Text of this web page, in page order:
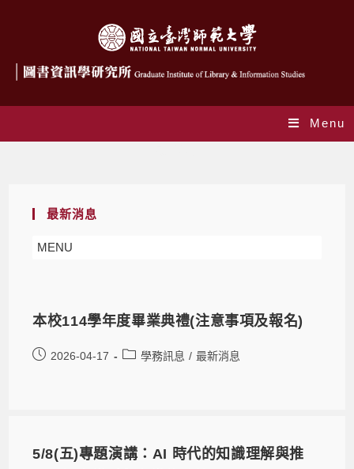
Menu
最新消息
MENU
本校114學年度畢業典禮(注意事項及報名)
2026-04-17 學務訊息 / 最新消息
5/8(五)專題演講：AI 時代的知識理解與推